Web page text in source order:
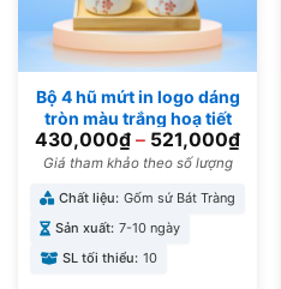
Bộ 4 hũ mứt in logo dáng
tròn màu trắng hoạ tiết
hoa đào đỏ KM-12
430,000₫ – 521,000₫
Giá tham khảo theo số lượng
Chất liệu: Gốm sứ Bát Tràng
Sản xuất: 7-10 ngày
SL tối thiểu: 10